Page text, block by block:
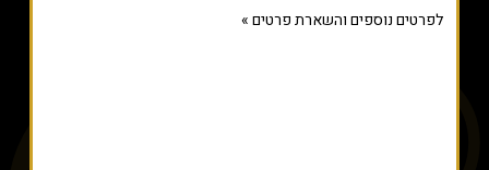
לפרטים נוספים והשארת פרטים »